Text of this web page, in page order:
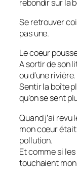
rebondir sur la
Se retrouver
pas une.
Le coeur
A sortir de son
ou d’une rivière.
Sentir la boîte
qu’on se sent
Quand j’ai revu
mon coeur
pollution.
Et comme si
touchaient